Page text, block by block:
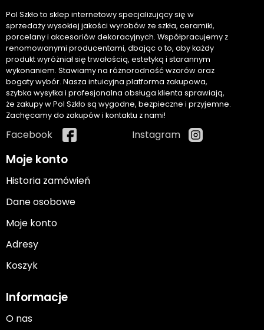
Pol Szkło to sklep internetowy specjalizujący się w
sprzedaży wysokiej jakości wyrobów ze szkła, ceramiki,
porcelany i akcesoriów dekoracyjnych. Współpracujemy z
renomowanymi producentami, dbając o to, aby każdy
produkt wyróżniał się trwałością, estetyką i starannym
wykonaniem. Stawiamy na różnorodność wzorów oraz
bogaty wybór. Nasza intuicyjna platforma zakupowa,
szybka wysyłka i profesjonalna obsługa klienta sprawiają,
że zakupy w Pol Szkło są wygodne, bezpieczne i przyjemne.
Zachęcamy do zakupów i kontaktu z nami!
Facebook Instagram
Moje konto
Historia zamówień
Dane osobowe
Moje konto
Adresy
Koszyk
Informacje
O nas